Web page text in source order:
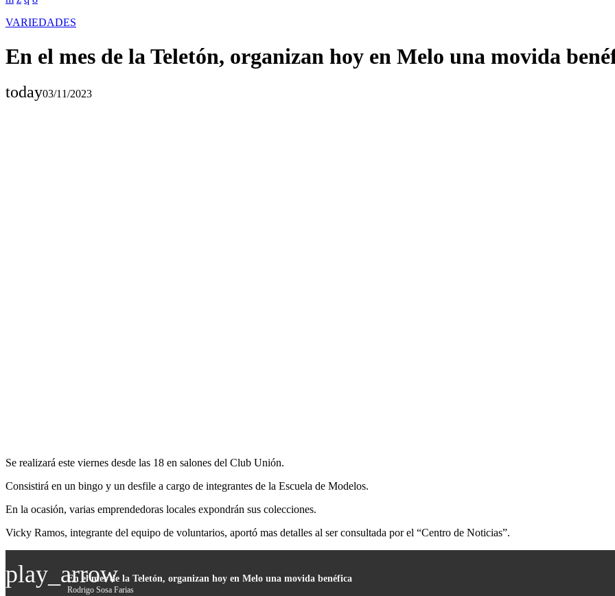
VARIEDADES
En el mes de la Teletón, organizan hoy en Melo una movida
today03/11/2023
Se realizará este viernes desde las 18 en salones del Club Unión.
Consistirá en un bingo y un desfile a cargo de integrantes de la Escuela de Modelos.
En la ocasión, varias emprendedoras locales expondrán sus colecciones.
Vicky Ramos, integrante del equipo de voluntarios, aportó mas detalles al ser consultada por el “Centro de Noticias”.
play_arrowEn el mes de la Teletón, organizan hoy en Melo una movida benéfica
Rodrigo Sosa Farias